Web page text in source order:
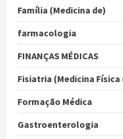
Família (Medicina de)
farmacologia
FINANÇAS MÉDICAS
Fisiatria (Medicina
Formação Médica
Gastroenterologia